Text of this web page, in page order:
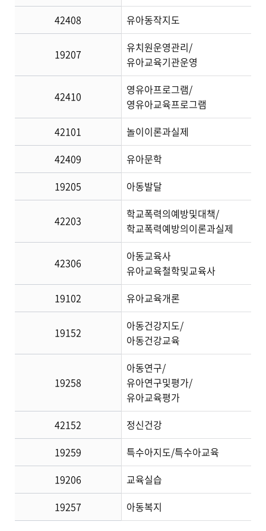
42408
유아동작지도
19207
유치원운영관리/
유아교육기관운영
42410
영유아프로그램/
영유아교육프로그램
42101
놀이이론과실제
42409
유아문학
19205
아동발달
42203
학교폭력의예방및대책/
학교폭력예방의이론과실제
42306
아동교육사
유아교육철학및교육사
19102
유아교육개론
19152
아동건강지도/
아동건강교육
19258
아동연구/
유아연구및평가/
유아교육평가
42152
정신건강
19259
특수아지도/특수아교육
19206
교육실습
19257
아동복지